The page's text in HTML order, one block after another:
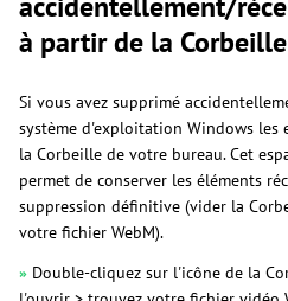
à partir de la Corbeille
Si vous avez supprimé
système d'exploitation Windows les
la Corbeille de votre bureau. Cet
permet de conserver les éléments
suppression définitive (vider la
votre fichier WebM).
» Double-cliquez sur l'icône de la